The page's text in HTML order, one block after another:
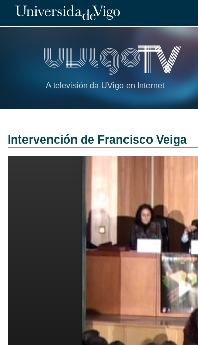
A televisión da UVigo en Internet
Intervención de Francisco Veiga